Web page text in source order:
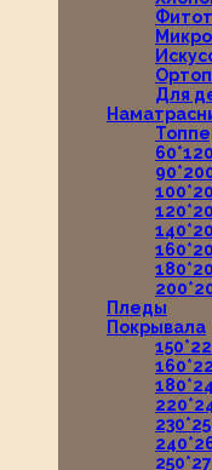
Для
Пледы
Покрывала